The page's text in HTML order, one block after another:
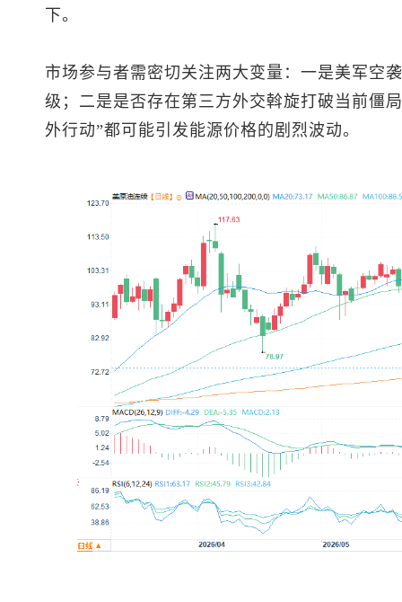
下。
市场参与者需密切关注两大变量：一是美军空
级；二是是否存在第三方外交斡旋打破当前僵
外行动”都可能引发能源价格的剧烈波动。